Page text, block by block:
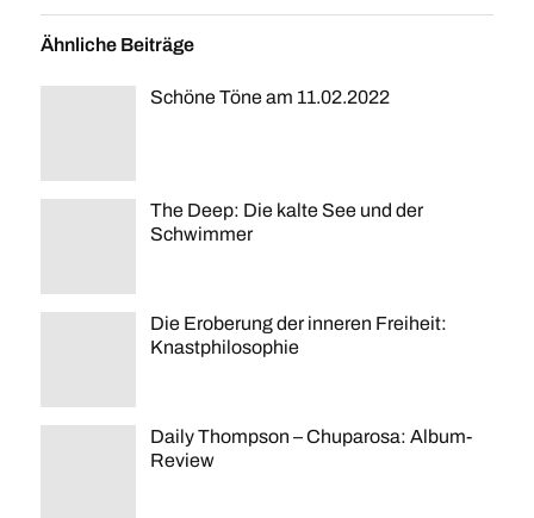
Ähnliche Beiträge
Schöne Töne am 11.02.2022
The Deep: Die kalte See und der
Schwimmer
Die Eroberung der inneren Freiheit:
Knastphilosophie
Daily Thompson – Chuparosa: Album-
Review